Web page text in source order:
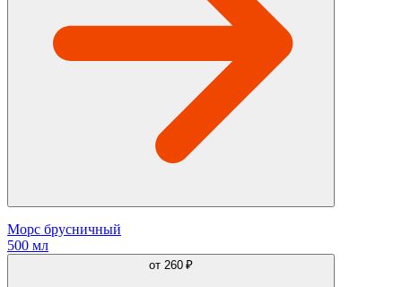
Морс брусничный
500 мл
от 260 ₽